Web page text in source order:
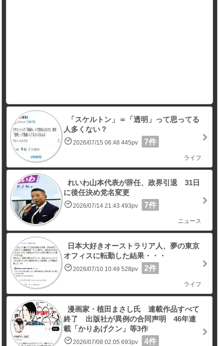
「スケルトン」＝「透明」って思ってる
人多くない？
2026/07/15 06:48 445pv 7件
ライフ
れいわ山本代表が辞任、政界引退 31日
に後任決め党名変更
2026/07/14 21:43 493pv 7件
ニュース
日本大好きオーストラリア人、夢の東京
オフィスに転勤した結果・・・
2026/07/10 10:49 528pv 2件
ライフ
漫画家・植田まさし氏 連載作品すべて
終了 出版社が異例の合同声明 46年連
載「かりあげクン」等3作
2026/07/08 02:05 693pv 4件